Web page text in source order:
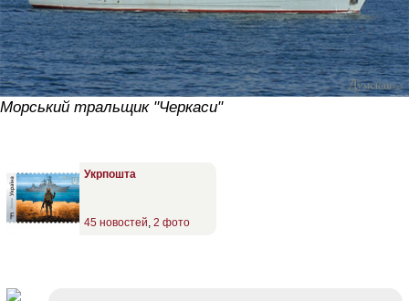
Морський тральщик "Черкаси"
Укрпошта
45 новостей 2 фото